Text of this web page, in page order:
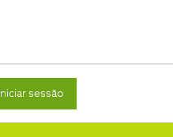
Iniciar sessão